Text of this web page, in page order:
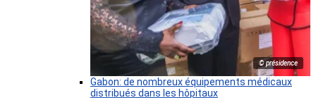
© présidence
Gabon: de nombreux équipements médicaux
distribués dans les hôpitaux